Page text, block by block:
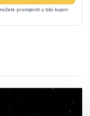
promijeniti u bilo kojem